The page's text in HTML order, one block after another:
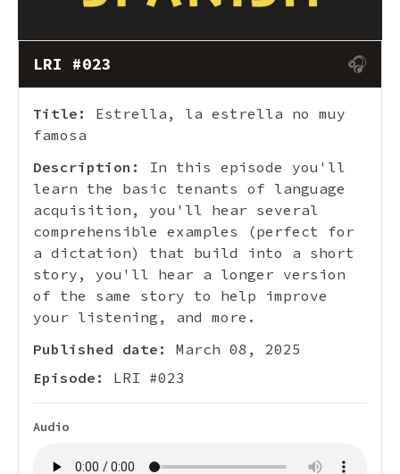
LRI #023 🎧
Title:
Estrella, la estrella no muy
famosa
Description:
In this episode you'll
learn the basic tenants of language
acquisition, you'll hear several
comprehensible examples (perfect for
a dictation) that build into a short
story, you'll hear a longer version
of the same story to help improve
your listening, and more.
Published date:
March 08, 2025
Episode:
LRI #023
Audio